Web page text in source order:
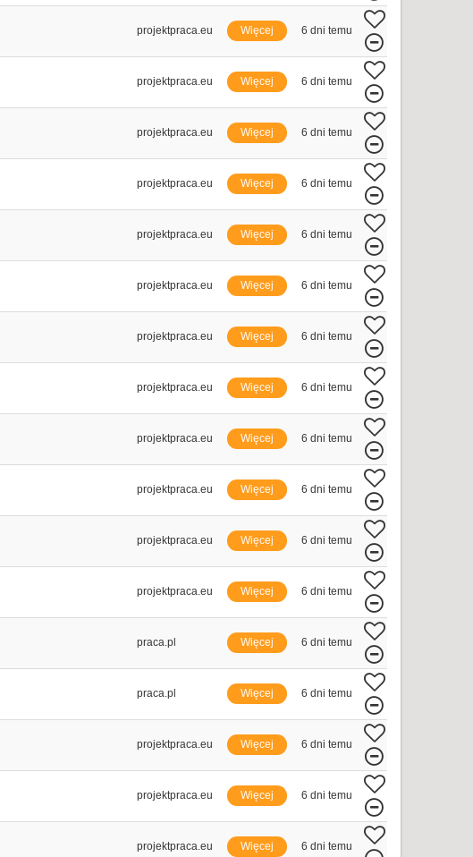
projektpraca.eu Więcej 6 dni temu
projektpraca.eu Więcej 6 dni temu
projektpraca.eu Więcej 6 dni temu
projektpraca.eu Więcej 6 dni temu
projektpraca.eu Więcej 6 dni temu
projektpraca.eu Więcej 6 dni temu
projektpraca.eu Więcej 6 dni temu
projektpraca.eu Więcej 6 dni temu
projektpraca.eu Więcej 6 dni temu
projektpraca.eu Więcej 6 dni temu
projektpraca.eu Więcej 6 dni temu
projektpraca.eu Więcej 6 dni temu
praca.pl Więcej 6 dni temu
praca.pl Więcej 6 dni temu
projektpraca.eu Więcej 6 dni temu
projektpraca.eu Więcej 6 dni temu
projektpraca.eu Więcej 6 dni temu